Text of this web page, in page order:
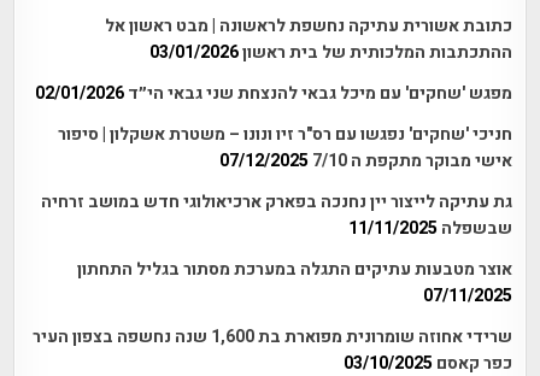
כתובת אשורית עתיקה נחשפת לראשונה | מבט ראשון אל
ההתכתבות המלכותית של בית ראשון03/01/2026
מפגש 'שחקים' עם מיכל גבאי להנצחת שני גבאי הי״ד 02/01/2026
חניכי 'שחקים' נפגשו עם רס"ר זיו ונונו – משטרת אשקלון | סיפור
אישי מבוקר מתקפת ה 7/10
07/12/2025
גת עתיקה לייצור יין נחנכה בפארק ארכיאולוגי חדש במושב זרחיה
שבשפלה 11/11/2025
אוצר מטבעות עתיקים התגלה במערכת מסתור בגליל התחתון
07/11/2025
שרידי אחוזה שומרונית מפוארת בת 1,600 שנה נחשפה בצפון העיר
כפר קאסם 03/10/2025